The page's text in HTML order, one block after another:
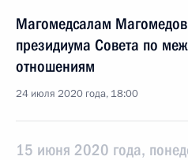
Магомедсалам
президиума Совета по
отношениям
24 июля 2020 года, 18:00
15 июня 2020 года,